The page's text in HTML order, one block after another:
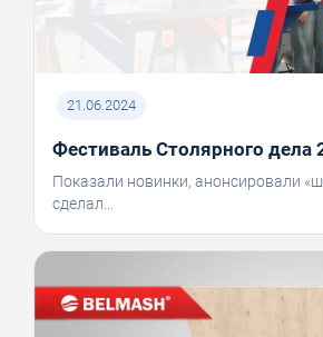
21.06.2024
Фестиваль Столярного дела
Показали новинки, анонсировали
сделал...